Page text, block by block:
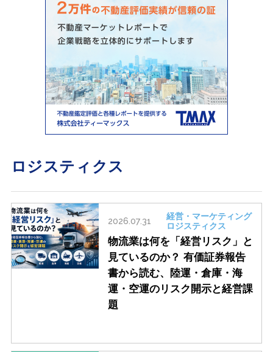
ロジスティクス
2026.07.31
経営・マーケティング
ロジスティクス
物流業は何を「経営リスク」と
見ているのか？ 有価証券報告
書から読む、陸運・倉庫・海
運・空運のリスク開示と経営課
題